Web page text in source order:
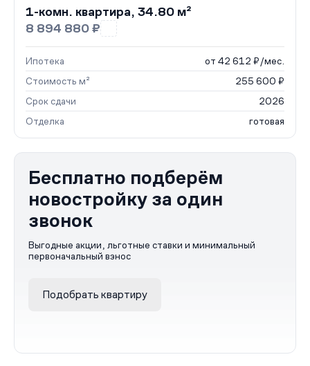
1-комн. квартира, 34.80 м²
8 894 880 ₽
Ипотека
от 42 612 ₽/мес.
Стоимость м²
255 600 ₽
Срок сдачи
2026
Отделка
готовая
Бесплатно подберём
новостройку за один
звонок
Выгодные акции, льготные ставки и минимальный
первоначальный взнос
Подобрать квартиру